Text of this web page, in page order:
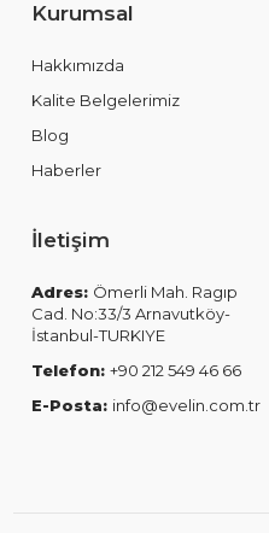
Kurumsal
Hakkımızda
Kalite Belgelerimiz
Blog
Haberler
İletişim
Adres: Ömerli Mah. Ragıp
Cad. No:33/3 Arnavutköy-
İstanbul-TURKIYE
Telefon:+90 212 549 46 66
E-Posta: info@evelin.com.tr